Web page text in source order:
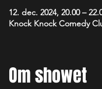
12. dec. 2024, 20.00 –
Knock Knock Comedy
Om showet